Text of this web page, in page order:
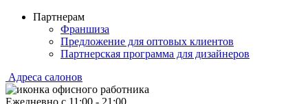
Партнерам
Франшиза
Предложение для оптовых клиентов
Партнерская программа для дизайнеров
Адреса салонов
Ежедневно с 11:00 - 21:00